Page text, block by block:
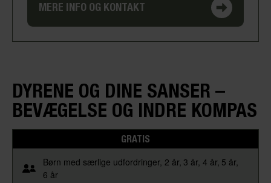
MERE INFO OG KONTAKT
DYRENE OG DINE SANSER –
BEVÆGELSE OG INDRE KOMPAS
GRATIS
Børn med særlige udfordringer 2 år 3 år 4 år 5 år
6 år